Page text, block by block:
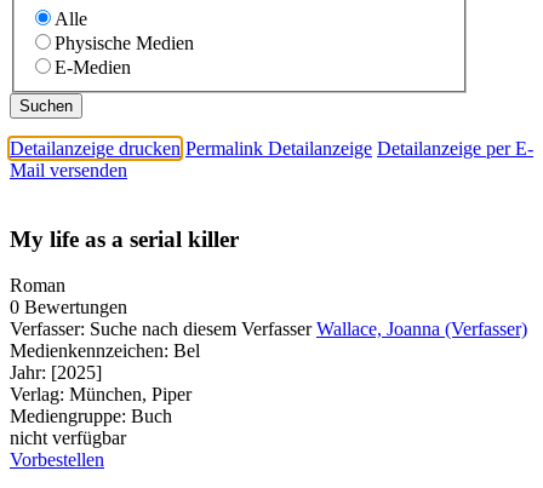
Alle
Physische Medien
E-Medien
Detailanzeige drucken Permalink Detailanzeige Detailanzeige per E-
Mail versenden
My life as a serial killer
Roman
0 Bewertungen
Verfasser: Suche nach diesem Verfasser Wallace, Joanna (Verfasser)
Medienkennzeichen: Bel
Jahr: [2025]
Verlag: München, Piper
Mediengruppe: Buch
nicht verfügbar
Vorbestellen